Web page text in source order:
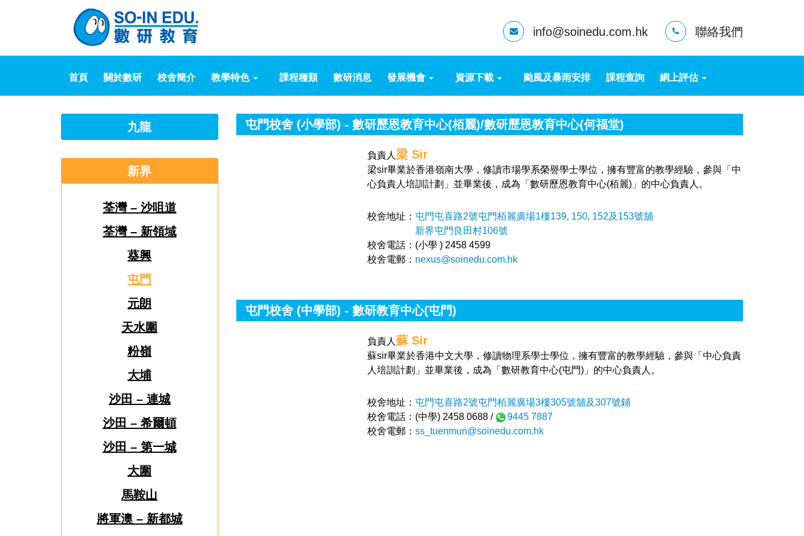
info@soinedu.com.hk 聯絡我們
首頁 關於數研 校舍簡介 教學特色 課程種類 數研消息 發展機會 資源下載 颱風及暴雨安排 課程查詢 網上評估
九龍
新界
荃灣 – 沙咀道
荃灣 – 新領域
葵興
屯門
元朗
天水圍
粉嶺
大埔
沙田 – 連城
沙田 – 希爾頓
沙田 – 第一城
大圍
馬鞍山
將軍澳 – 新都城
屯門校舍 (小學部) - 數研歷恩教育中心(栢麗)/數研歷恩教育中心(何福堂)
負責人 梁 Sir
梁sir畢業於香港嶺南大學，修讀市場學系榮譽學士學位，擁有豐富的教學經驗，參與「中
心負責人培訓計劃」並畢業後，成為「數研歷恩教育中心(栢麗)」的中心負責人。
校舍地址： 屯門屯喜路2號屯門栢麗廣場1樓139, 150, 152及153號舖
新界屯門良田村106號
校舍電話：(小學 ) 2458 4599
校舍電郵： nexus@soinedu.com.hk
屯門校舍 (中學部) - 數研教育中心(屯門)
負責人 蘇 Sir
蘇sir畢業於香港中文大學，修讀物理系學士學位，擁有豐富的教學經驗，參與「中心負責
人培訓計劃」並畢業後，成為「數研教育中心(屯門)」的中心負責人。
校舍地址： 屯門屯喜路2號屯門栢麗廣場3樓305號舖及307號鋪
校舍電話：(中學) 2458 0688 /
9445 7887
校舍電郵： ss_tuenmun@soinedu.com.hk